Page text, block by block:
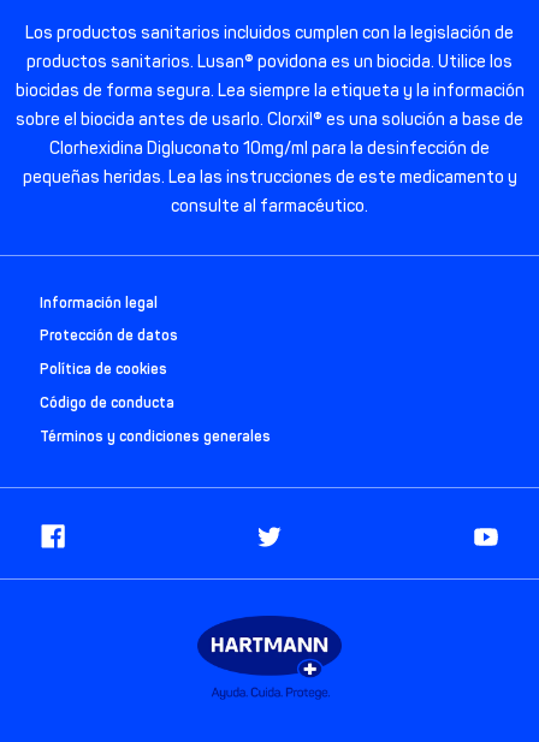
Los productos sanitarios incluidos cumplen con la legislación de
productos sanitarios. Lusan® povidona es un biocida. Utilice los
biocidas de forma segura. Lea siempre la etiqueta y la información
sobre el biocida antes de usarlo. Clorxil® es una solución a base de
Clorhexidina Digluconato 10mg/ml para la desinfección de
pequeñas heridas. Lea las instrucciones de este medicamento y
consulte al farmacéutico.
Información legal
Protección de datos
Política de cookies
Código de conducta
Términos y condiciones generales